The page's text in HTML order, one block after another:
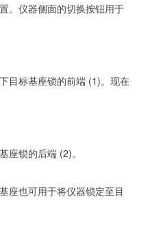
。仪器侧面的切换按钮用于
目标基座锁的前端 (1)。现在
座锁的后端 (2)。
座也可用于将仪器锁定至目